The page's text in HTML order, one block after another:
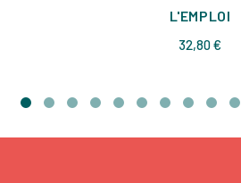
L'EMPLOI
32,80 €